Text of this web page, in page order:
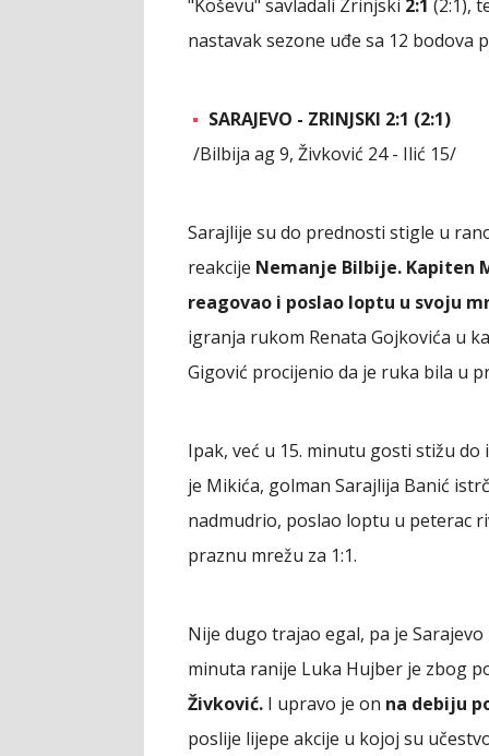
"Koševu" savladali Zrinjski 2:1 (2:1),
nastavak sezone uđe sa 12
SARAJEVO - ZRINJSKI 2:1 (2:1)
/Bilbija ag 9, Živković 24 - Ilić 15/
Sarajlije su do prednosti stigle u
reakcije Nemanje Bilbije. Kapiten
reagovao i poslao loptu u svoju
igranja rukom Renata Gojkovića u
Gigović procijenio da je ruka bila u
Ipak, već u 15. minutu gosti stižu
je Mikića, golman Sarajlija Banić
nadmudrio, poslao loptu u peterac
praznu mrežu za 1:1.
Nije dugo trajao egal, pa je
minuta ranije Luka Hujber je zbog
Živković. I upravo je on na debiju
poslije lijepe akcije u kojoj su